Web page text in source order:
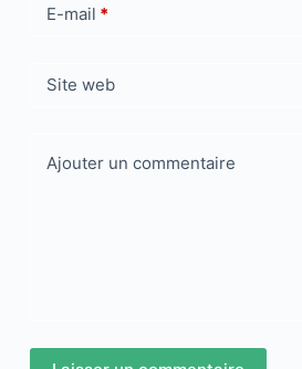
E-mail *
Site web
Ajouter un commentaire